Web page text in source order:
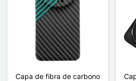
Capa de fibra de carbono